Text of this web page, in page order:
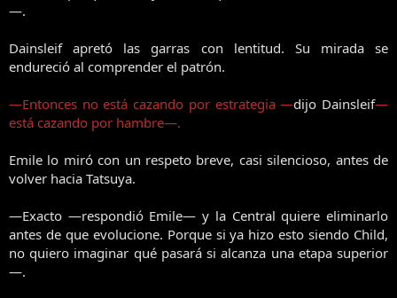
—.
Dainsleif apretó las garras con lentitud. Su mirada se
endureció al comprender el patrón.
—Entonces no está cazando por estrategia —dijo Dainsleif—
está cazando por hambre—.
Emile lo miró con un respeto breve, casi silencioso, antes de
volver hacia Tatsuya.
—Exacto —respondió Emile— y la Central quiere eliminarlo
antes de que evolucione. Porque si ya hizo esto siendo Child,
no quiero imaginar qué pasará si alcanza una etapa superior
—.